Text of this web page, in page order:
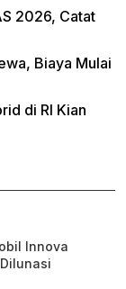
2026, Catat
Biaya Mulai
di RI Kian
Innova